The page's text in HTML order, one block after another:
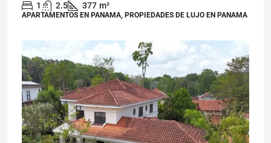
1 2.5 377 m²
APARTAMENTOS EN PANAMA, PROPIEDADES DE LUJO EN PANAMA